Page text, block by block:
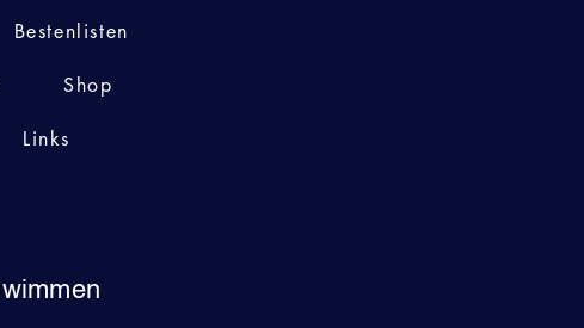
Bestenlisten
Shop
Links